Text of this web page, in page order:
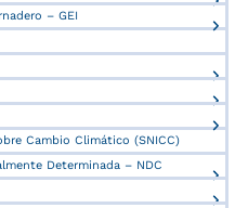
– GEI
Cambio Climático (SNICC)
Determinada – NDC